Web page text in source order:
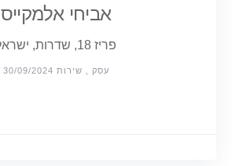
אביחי אלמקייס
פריז 18, שדרות, ישראל
עסק , שירות 30/09/2024